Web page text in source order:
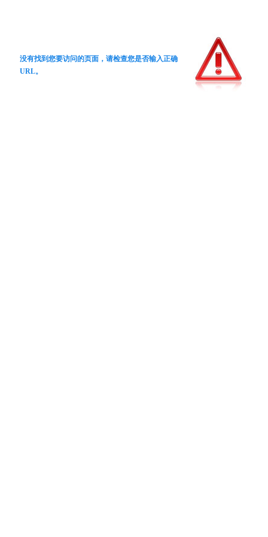
没有找到您要访问的页面，请检查您是否输入正确
URL。